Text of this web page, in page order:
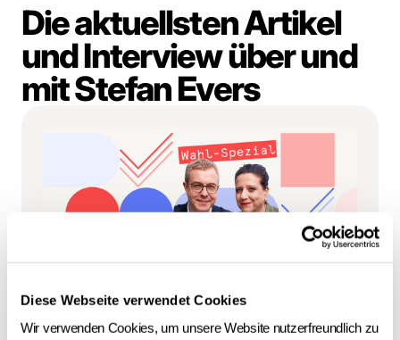
Diese Webseite verwendet Cookies
Wir verwenden Cookies, um unsere Website nutzerfreundlich zu
Die aktuellsten Artikel
und Interview über und
mit Stefan Evers
„Ich will nicht, dass Berlin abdriftet“